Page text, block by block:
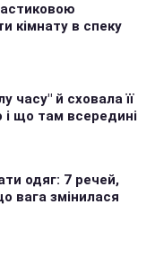
кімнату в спеку
часу" й сховала її
і що там всередині
одяг: 7 речей,
вага змінилася